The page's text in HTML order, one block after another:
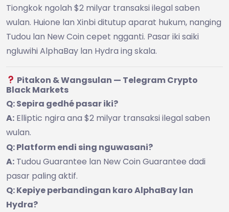
Tiongkok ngolah $2 milyar transaksi ilegal saben
wulan. Huione lan Xinbi ditutup aparat hukum, nanging
Tudou lan New Coin cepet ngganti. Pasar iki saiki
ngluwihi AlphaBay lan Hydra ing skala.
Pitakon & Wangsulan — Telegram Crypto
Black Markets
Q: Sepira gedhé pasar iki?
A: Elliptic ngira ana $2 milyar transaksi ilegal saben
wulan.
Q: Platform endi sing nguwasani?
A: Tudou Guarantee lan New Coin Guarantee dadi
pasar paling aktif.
Q: Kepiye perbandingan karo AlphaBay lan
Hydra?